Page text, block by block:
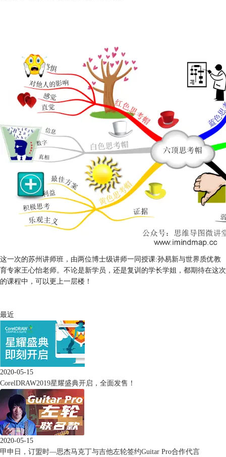
这一次的苏州讲师班，由两位博士级讲师一同授课:孙易新与世界质优教
育专家王心怡老师。不论是新学员，还是复训的学长学姐，都期待在这次
的课程中，可以更上一层楼！
最近
2020-05-15
CorelDRAW2019星耀盛典开启，全面发售！
2020-05-15
甲申日，订盟时—思杰马克丁与吉他左轮签约Guitar Pro合作代言